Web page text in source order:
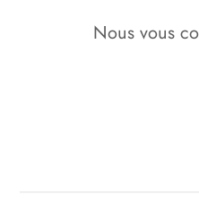
Nous vous